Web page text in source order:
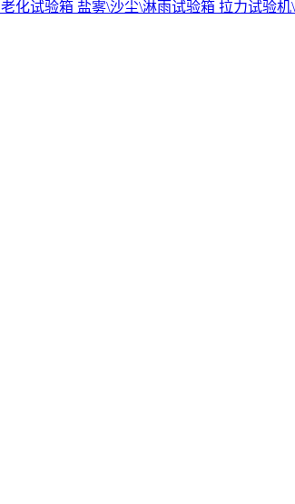
老化试验箱 盐雾\沙尘\淋雨试验箱 拉力试验